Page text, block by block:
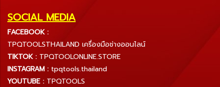
SOCIAL MEDIA
FACEBOOK :
TPQTOOLSTHAILAND เครื่องมือช่างออนไลน์
TIKTOK : TPQTOOLONLINE.STORE
INSTAGRAM : tpqtools.thailand
YOUTUBE : TPQTOOLS